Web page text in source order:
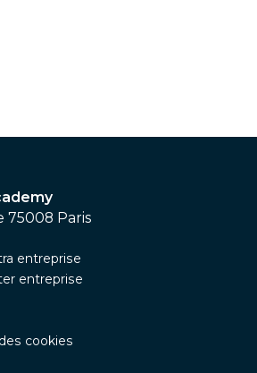
75008 Paris
entreprise
entreprise
cookies